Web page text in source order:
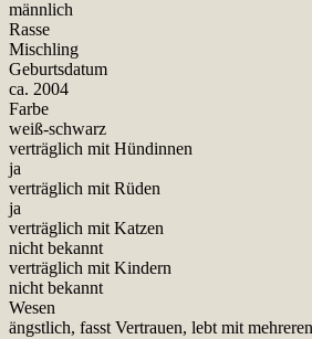
männlich
Rasse
Mischling
Geburtsdatum
ca. 2004
Farbe
weiß-schwarz
verträglich mit Hündinnen
ja
verträglich mit Rüden
ja
verträglich mit Katzen
nicht bekannt
verträglich mit Kindern
nicht bekannt
Wesen
ängstlich, fasst Vertrauen, lebt mit